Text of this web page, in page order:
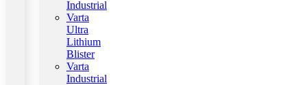
Industrial
Varta
Ultra
Lithium
Blister
Varta
Industrial